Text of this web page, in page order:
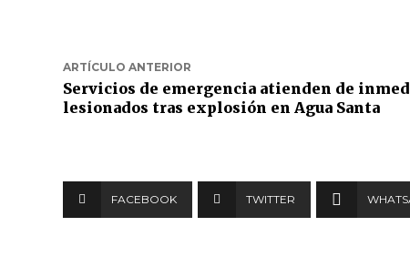
ARTÍCULO ANTERIOR
Servicios de emergencia atienden de
lesionados tras explosión en Agua Santa
FACEBOOK TWITTER